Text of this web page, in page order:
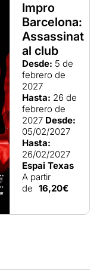
Impro
Barcelona:
Assassinat
al club
Desde: 5 de
febrero de
2027
Hasta: 26 de
febrero de
2027 Desde:
05/02/2027
Hasta:
26/02/2027
Espai Texas
A partir
de 16,20€